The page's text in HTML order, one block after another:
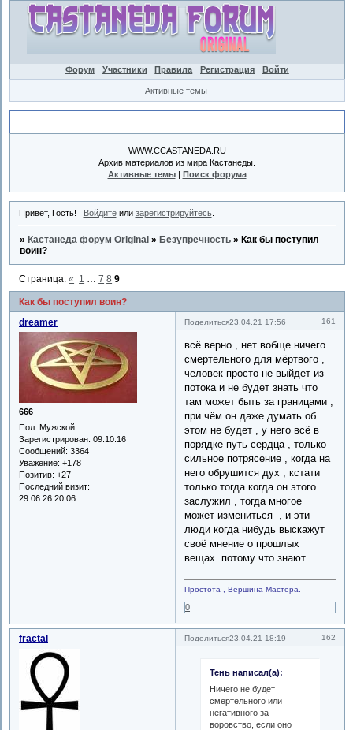
Форум Участники Правила Регистрация Войти
Активные темы
WWW.CCASTANEDA.RU
Архив материалов из мира Кастанеды.
Активные темы| Поиск форума
Привет, Гость! Войдитеили зарегистрируйтесь.
» Кастанеда форум Original » Безупречность » Как бы поступил
воин?
Как бы поступил воин?
Страница:« 1 7 8 9
Поделиться 161
23.04.21 17:56
dreamer
666
Пол: Мужской
Зарегистрирован: 09.10.16
Сообщений: 3364
Уважение: +178
Позитив: +27
Последний визит:
29.06.26 20:06
всё верно , нет вобще ничего
смертельного для мёртвого ,
человек просто не выйдет из
потока и не будет знать что
там может быть за границами ,
при чём он даже думать об
этом не будет , у него всё в
порядке путь сердца , только
сильное потрясение , когда на
него обрушится дух , кстати
только тогда когда он этого
заслужил , тогда многое
может измениться , и эти
люди когда нибудь выскажут
своё мнение о прошлых
вещах потому что знают
Простота , Вершина Мастера.
0
Поделиться 162
23.04.21 18:19
fractal
Тень написал(а):
Ничего не будет
смертельного или
негативного за
воровство, если оно